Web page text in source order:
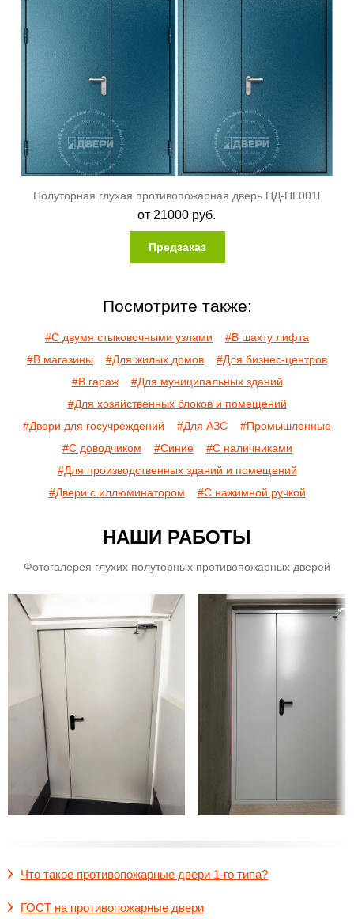
Полуторная глухая противопожарная дверь ПД-ПГ001l
от 21000 руб.
Предзаказ
Посмотрите также:
#С двумя стыковочными узлами
#В шахту лифта
#В магазины
#Для жилых домов
#Для бизнес-центров
#В гараж
#Для муниципальных зданий
#Для хозяйственных блоков и помещений
#Двери для госучреждений
#Для АЗС
#Промышленные
#С доводчиком
#Синие
#С наличниками
#Для производственных зданий и помещений
#Двери с иллюминатором
#С нажимной ручкой
НАШИ РАБОТЫ
Фотогалерея глухих полуторных противопожарных дверей
Что такое противопожарные двери 1-го типа?
ГОСТ на противопожарные двери